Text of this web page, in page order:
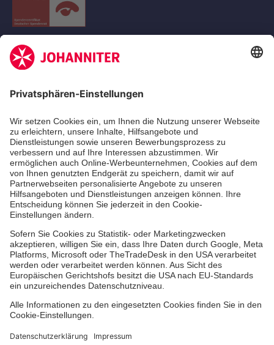
Medizin & Pflege
Zentren
Patienten
Zuweiser
Über uns
Im Notfall
Hinweisgebersystem